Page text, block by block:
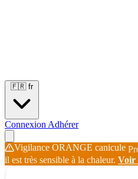
🇫🇷 fr
Connexion Adhérer
Vigilance ORANGE canicule
il est très sensible à la chaleur. Voir